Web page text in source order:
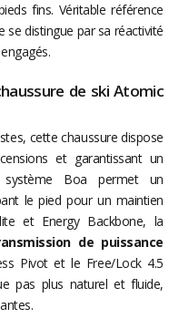
fins. Véritable référence
se distingue par sa réactivité
de ski Atomic
cette chaussure dispose
et garantissant un
Boa permet un
le pied pour un maintien
et Energy Backbone, la
de puissance
Pivot et le Free/Lock 4.5
pas plus naturel et fluide,